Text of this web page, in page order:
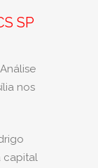
SP
nos
capital